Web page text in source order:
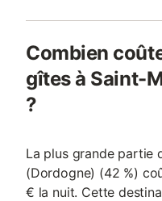
Combien
gîtes à Saint-
?
La plus grande partie
(Dordogne) (42 %)
€ la nuit. Cette